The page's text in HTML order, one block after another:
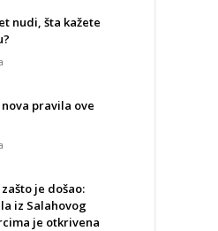
nudi, šta kažete
pravila ove
je došao:
iz Salahovog
je otkrivena